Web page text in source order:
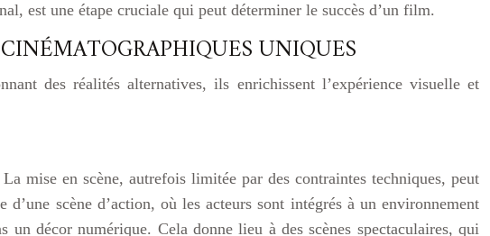
est une étape cruciale qui peut déterminer le succès d’un film.
UNIQUES
des réalités alternatives, ils enrichissent l’expérience visuelle et
mise en scène, autrefois limitée par des contraintes techniques, peut
scène d’action, où les acteurs sont intégrés à un environnement
décor numérique. Cela donne lieu à des scènes spectaculaires, qui